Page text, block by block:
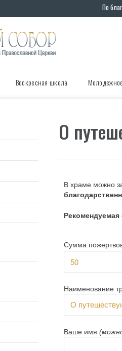
По
Воскресная школа
О
В храме можно
Сумма
Наименование
Ваше имя